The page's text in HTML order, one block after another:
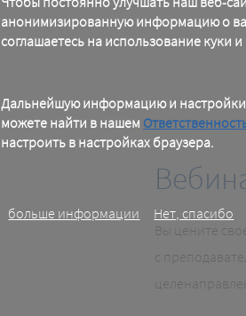
анонимизированную информацию о
соглашаетесь на использование куки
Дальнейшую информацию и
можете найти в нашем
настроить в настройках браузера.
больше информации Нет, спасибо
Вы цените
с